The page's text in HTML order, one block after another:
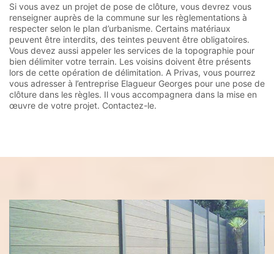
Si vous avez un projet de pose de clôture, vous devrez vous
renseigner auprès de la commune sur les règlementations à
respecter selon le plan d’urbanisme. Certains matériaux
peuvent être interdits, des teintes peuvent être obligatoires.
Vous devez aussi appeler les services de la topographie pour
bien délimiter votre terrain. Les voisins doivent être présents
lors de cette opération de délimitation. A Privas, vous pourrez
vous adresser à l’entreprise Elagueur Georges pour une pose de
clôture dans les règles. Il vous accompagnera dans la mise en
œuvre de votre projet. Contactez-le.